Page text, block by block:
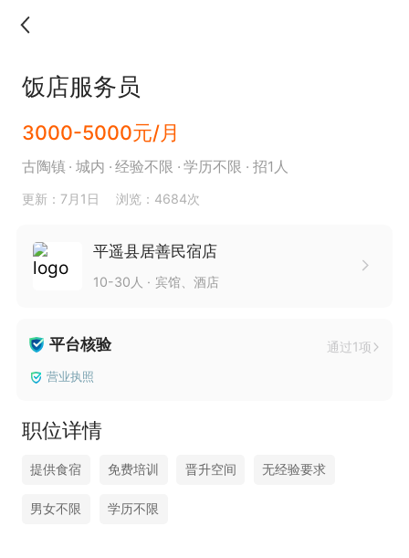
饭店服务员
3000-5000元/月
古陶镇 城内 经验不限 学历不限 招1人
更新：7月1日 浏览：4684次
平遥县居善民宿店
10-30人 宾馆、酒店
平台核验 通过1项
营业执照
职位详情
提供食宿 免费培训 晋升空间 无经验要求
男女不限 学历不限